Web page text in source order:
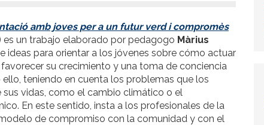
amb joves per a un futur verd i compromès
es un trabajo elaborado por pedagogo Màrius
ideas para orientar a los jóvenes sobre cómo actuar
favorecer su crecimiento y una toma de conciencia
teniendo en cuenta los problemas que los
sus vidas, como el cambio climático o el
En este sentido, insta a los profesionales de la
de compromiso con la comunidad y con el